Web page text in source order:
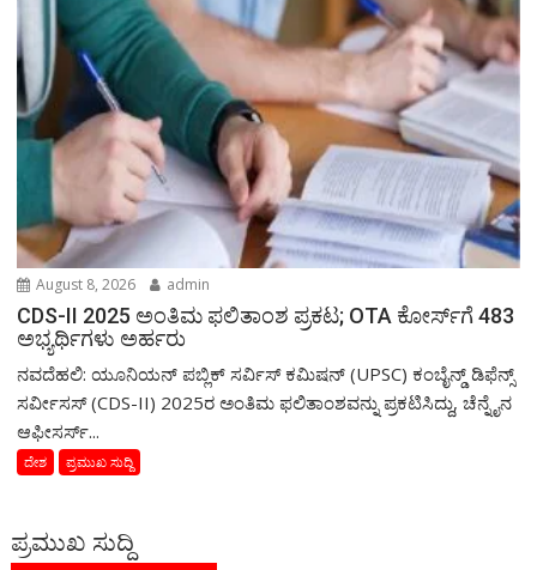
August 8, 2026 admin
CDS-II 2025 ಅಂತಿಮ ಫಲಿತಾಂಶ ಪ್ರಕಟ; OTA ಕೋರ್ಸ್‌ಗೆ 483
ಅಭ್ಯರ್ಥಿಗಳು ಅರ್ಹರು
ನವದೆಹಲಿ: ಯೂನಿಯನ್ ಪಬ್ಲಿಕ್ ಸರ್ವಿಸ್ ಕಮಿಷನ್ (UPSC) ಕಂಬೈನ್ಡ್ ಡಿಫೆನ್ಸ್
ಸರ್ವೀಸಸ್ (CDS-II) 2025ರ ಅಂತಿಮ ಫಲಿತಾಂಶವನ್ನು ಪ್ರಕಟಿಸಿದ್ದು, ಚೆನ್ನೈನ
ಆಫೀಸರ್ಸ್...
ದೇಶ ಪ್ರಮುಖ ಸುದ್ದಿ
ಪ್ರಮುಖ ಸುದ್ದಿ